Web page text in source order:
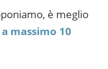
è meglio
massimo 10